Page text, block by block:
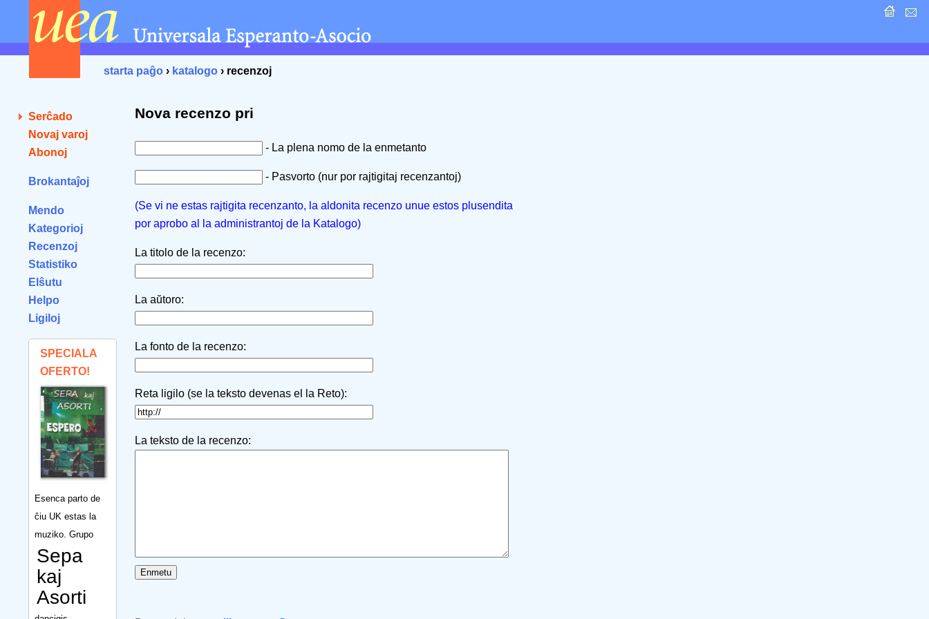
starta paĝo › katalogo › recenzoj
Serĉado
Novaj varoj
Abonoj
Brokantaĵoj
Mendo
Kategorioj
Recenzoj
Statistiko
Elŝutu
Helpo
Ligiloj
SPECIALA
OFERTO!
Esenca parto de
ĉiu UK estas la
muziko. Grupo
Sepa
kaj
Asorti
Nova recenzo pri
- La plena nomo de la enmetanto
- Pasvorto (nur por rajtigitaj recenzantoj)
(Se vi ne estas rajtigita recenzanto, la aldonita recenzo unue estos plusendita
por aprobo al la administrantoj de la Katalogo)
La titolo de la recenzo:
La aŭtoro:
La fonto de la recenzo:
Reta ligilo (se la teksto devenas el la Reto):
La teksto de la recenzo: